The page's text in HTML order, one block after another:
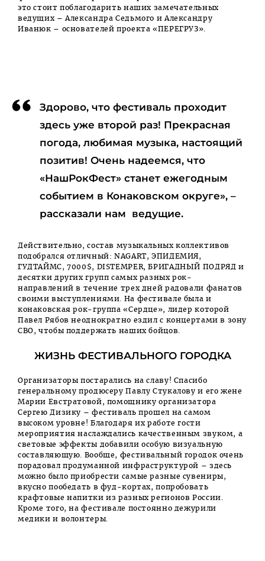
это стоит поблагодарить наших замечательных
ведущих – Александра Седьмого и Александру
Иванюк – основателей проекта «ПЕРЕГРУЗ».
Здорово, что фестиваль проходит
здесь уже второй раз! Прекрасная
погода, любимая музыка, настоящий
позитив! Очень надеемся, что
«НашРокФест» станет ежегодным
событием в Конаковском округе», –
рассказали нам ведущие.
Действительно, состав музыкальных коллективов
подобрался отличный:NAGART, ЭПИДЕМИЯ,
ГУДТАЙМС, 7000$, DISTEMPER, БРИГАДНЫЙ ПОДРЯД и
десятки других групп самых разных рок-
направлений в течение трех дней радовали фанатов
своими выступлениями. На фестивале была и
конаковская рок-группа «Сердце», лидер которой
Павел Рябов неоднократно ездил с концертами в зону
СВО, чтобы поддержать наших бойцов.
ЖИЗНЬ ФЕСТИВАЛЬНОГО ГОРОДКА
Организаторы постарались на славу! Спасибо
генеральному продюсеру Павлу Стукалову и его жене
Марии Евстратовой, помощнику организатора
Сергею Дизику – фестиваль прошел на самом
высоком уровне! Благодаря их работе гости
мероприятия наслаждались качественным звуком, а
световые эффекты добавили особую визуальную
составляющую. Вообще, фестивальный городок очень
порадовал продуманной инфраструктурой – здесь
можно было приобрести самые разные сувениры,
вкусно пообедать в фуд-кортах, попробовать
крафтовые напитки из разных регионов России.
Кроме того, на фестивале постоянно дежурили
медики и волонтеры.